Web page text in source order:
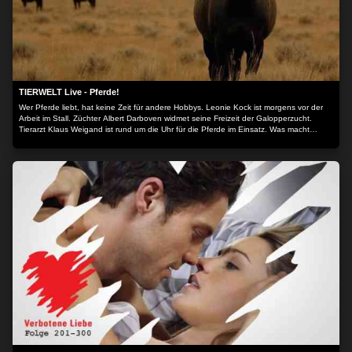
TIERWELT Live - Pferde!
Wer Pferde liebt, hat keine Zeit für andere Hobbys. Leonie Kock ist morgens vor der
Arbeit im Stall. Züchter Albert Darboven widmet seine Freizeit der Galopperzucht.
Tierarzt Klaus Weigand ist rund um die Uhr für die Pferde im Einsatz. Was macht
ihren Alltag.